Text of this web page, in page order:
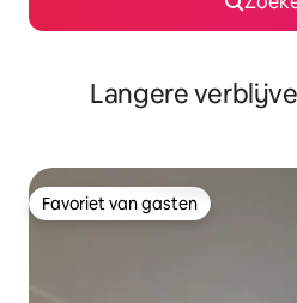
Langere
Favoriet van gasten
Favoriet van gasten